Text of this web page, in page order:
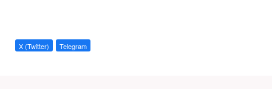
X (Twitter) Telegram